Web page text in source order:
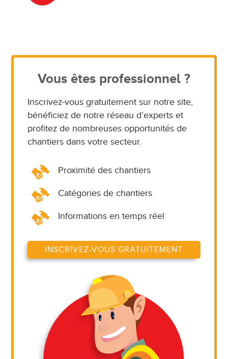
Vous êtes professionnel ?
Inscrivez-vous gratuitement sur notre site,
bénéficiez de notre réseau d’experts et
profitez de nombreuses opportunités de
chantiers dans votre secteur.
Proximité des chantiers
Catégories de chantiers
Informations en temps réel
INSCRIVEZ-VOUS GRATUITEMENT